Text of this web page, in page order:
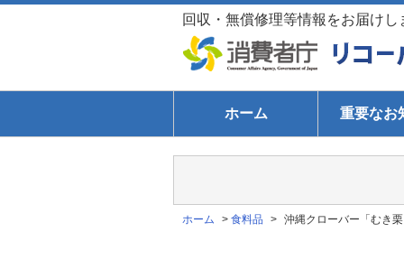
回収・無償修理等情報をお届けし
ホーム 重要なお
ホーム > 食料品 > 沖縄クローバー「むき